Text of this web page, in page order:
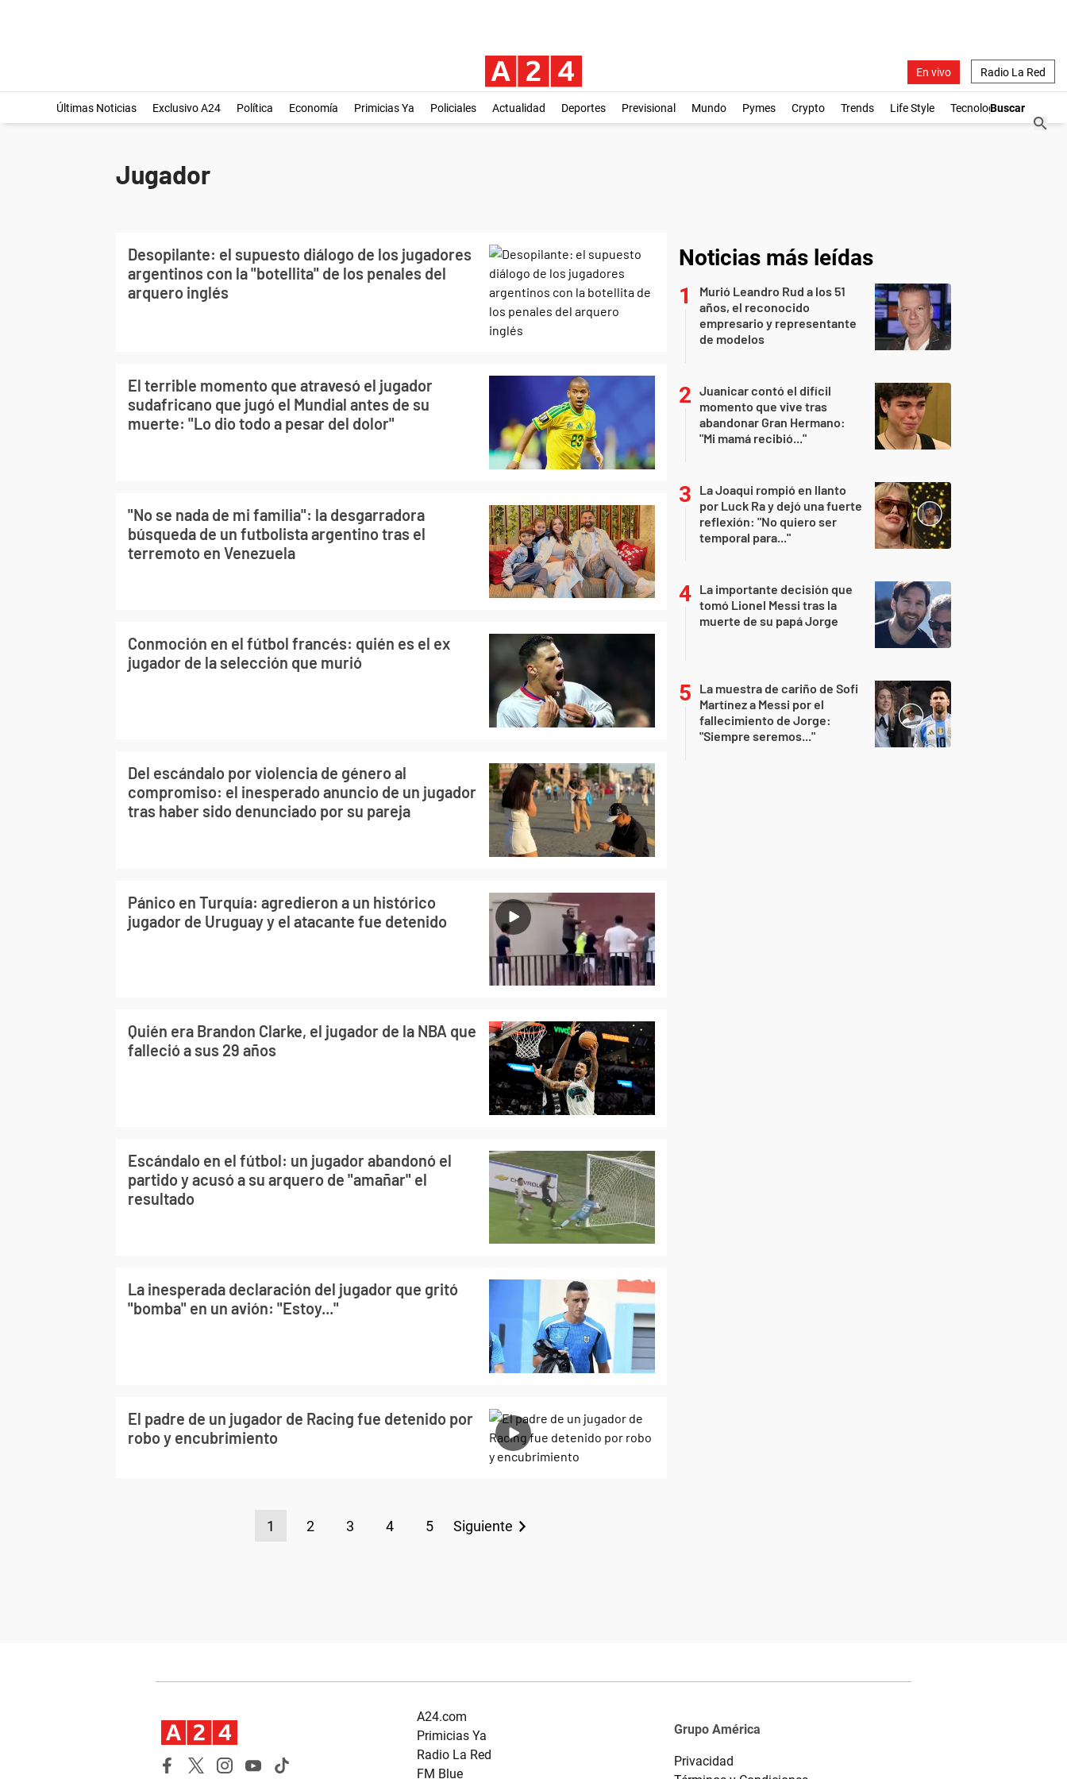
En vivo Radio La Red
Últimas Noticias Exclusivo A24 Política Economía Primicias Ya Policiales Actualidad Deportes Previsional Mundo Pymes Crypto Trends Life Style Tecnología
Jugador
Desopilante: el supuesto diálogo de los jugadores
argentinos con la "botellita" de los penales del
arquero inglés
El terrible momento que atravesó el jugador
sudafricano que jugó el Mundial antes de su
muerte: "Lo dio todo a pesar del dolor"
"No se nada de mi familia": la desgarradora
búsqueda de un futbolista argentino tras el
terremoto en Venezuela
Conmoción en el fútbol francés: quién es el ex
jugador de la selección que murió
Del escándalo por violencia de género al
compromiso: el inesperado anuncio de un jugador
tras haber sido denunciado por su pareja
Pánico en Turquía: agredieron a un histórico
jugador de Uruguay y el atacante fue detenido
Quién era Brandon Clarke, el jugador de la NBA que
falleció a sus 29 años
Escándalo en el fútbol: un jugador abandonó el
partido y acusó a su arquero de "amañar" el
resultado
La inesperada declaración del jugador que gritó
"bomba" en un avión: "Estoy..."
El padre de un jugador de Racing fue detenido por
robo y encubrimiento
1 2 3 4 5 Siguiente
Noticias más leídas
Murió Leandro Rud a los 51
años, el reconocido
empresario y representante
de modelos
Juanicar contó el difícil
momento que vive tras
abandonar Gran Hermano:
"Mi mamá recibió..."
La Joaqui rompió en llanto
por Luck Ra y dejó una fuerte
reflexión: "No quiero ser
temporal para..."
La importante decisión que
tomó Lionel Messi tras la
muerte de su papá Jorge
La muestra de cariño de Sofi
Martínez a Messi por el
fallecimiento de Jorge:
"Siempre seremos..."
A24.com
Primicias Ya
Radio La Red
FM Blue
Grupo América
Privacidad